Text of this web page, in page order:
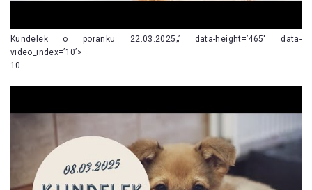
Kundelek o poranku 22.03.2025„’ data-height=’465′ data-
video_index=’10’>
10